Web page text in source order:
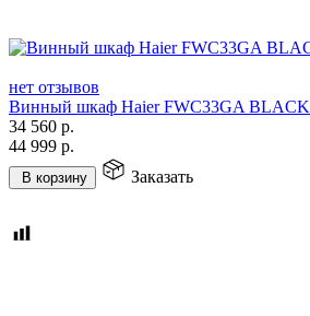
нет отзывов
Винный шкаф Haier FWC33GA BLACK
34 560 р.
44 999 р.
В корзину Заказать